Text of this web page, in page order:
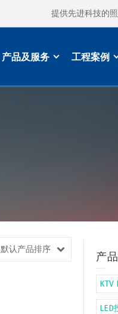
提供先进科技的
产品及服务 工程案例
默认产品排序
产
KTV
LED